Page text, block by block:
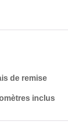
de remise
inclus